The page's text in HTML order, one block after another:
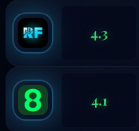
4.3
4.1